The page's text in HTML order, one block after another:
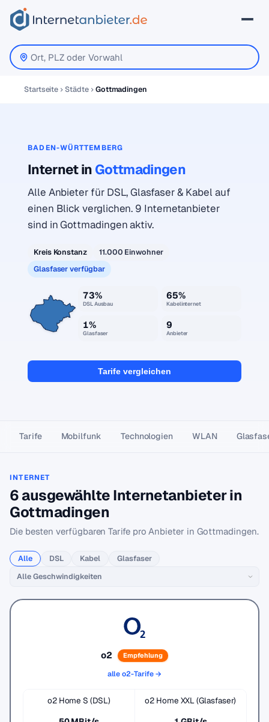
Startseite Städte Gottmadingen
BADEN-WÜRTTEMBERG
Internet in Gottmadingen
Alle Anbieter für DSL, Glasfaser & Kabel auf
einen Blick verglichen. 9 Internetanbieter
sind in Gottmadingen aktiv.
Kreis Konstanz
11.000 Einwohner
Glasfaser verfügbar
73%
DSL Ausbau
65%
Kabelinternet
1%
Glasfaser
9
Anbieter
Tarife vergleichen
Tarife Mobilfunk Technologien WLAN
INTERNET
6 ausgewählte Internetanbieter in
Gottmadingen
Die besten verfügbaren Tarife pro Anbieter in Gottmadingen.
Alle DSL Kabel Glasfaser
o2 Empfehlung
alle o2-Tarife →
o2 Home S (DSL)
o2 Home XXL (Glasfaser)